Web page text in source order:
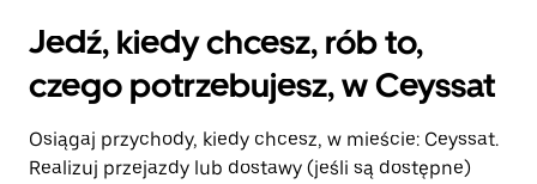
Jedź, kiedy chcesz, rób to,
czego potrzebujesz, w Ceyssat
Osiągaj przychody, kiedy chcesz, w mieście: Ceyssat.
Realizuj przejazdy lub dostawy (jeśli są dostępne)